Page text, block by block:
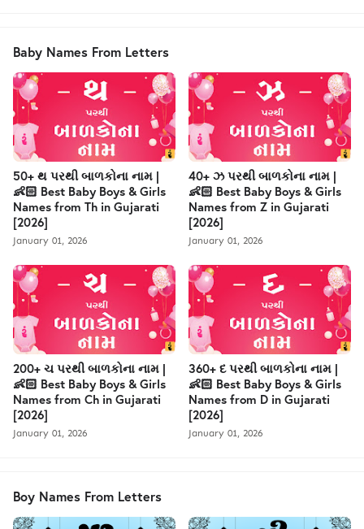
Baby Names From Letters
50+ થ પરથી બાળકોના નામ |
👶🏻 Best Baby Boys & Girls
Names from Th in Gujarati
[2026]
January 01, 2026
40+ ઝ પરથી બાળકોના નામ |
👶🏻 Best Baby Boys & Girls
Names from Z in Gujarati
[2026]
January 01, 2026
200+ ચ પરથી બાળકોના નામ |
👶🏻 Best Baby Boys & Girls
Names from Ch in Gujarati
[2026]
January 01, 2026
360+ દ પરથી બાળકોના નામ |
👶🏻 Best Baby Boys & Girls
Names from D in Gujarati
[2026]
January 01, 2026
Boy Names From Letters